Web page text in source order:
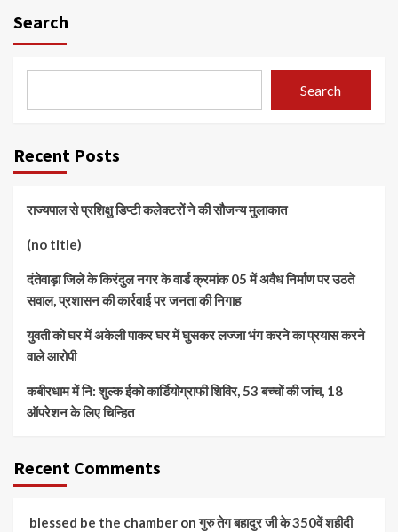
Search
Search
Recent Posts
राज्यपाल से प्रशिक्षु डिप्टी कलेक्टरों ने की सौजन्य मुलाकात
(no title)
दंतेवाड़ा जिले के किरंदुल नगर के वार्ड क्रमांक 05 में अवैध निर्माण पर उठते
सवाल, प्रशासन की कार्रवाई पर जनता की निगाह
युवती को घर में अकेली पाकर घर में घुसकर लज्जा भंग करने का प्रयास करने
वाले आरोपी
कबीरधाम में नि: शुल्क ईको कार्डियोग्राफी शिविर, 53 बच्चों की जांच, 18
ऑपरेशन के लिए चिन्हित
Recent Comments
blessed be the chamber onगुरु तेग बहादुर जी के 350वें शहीदी